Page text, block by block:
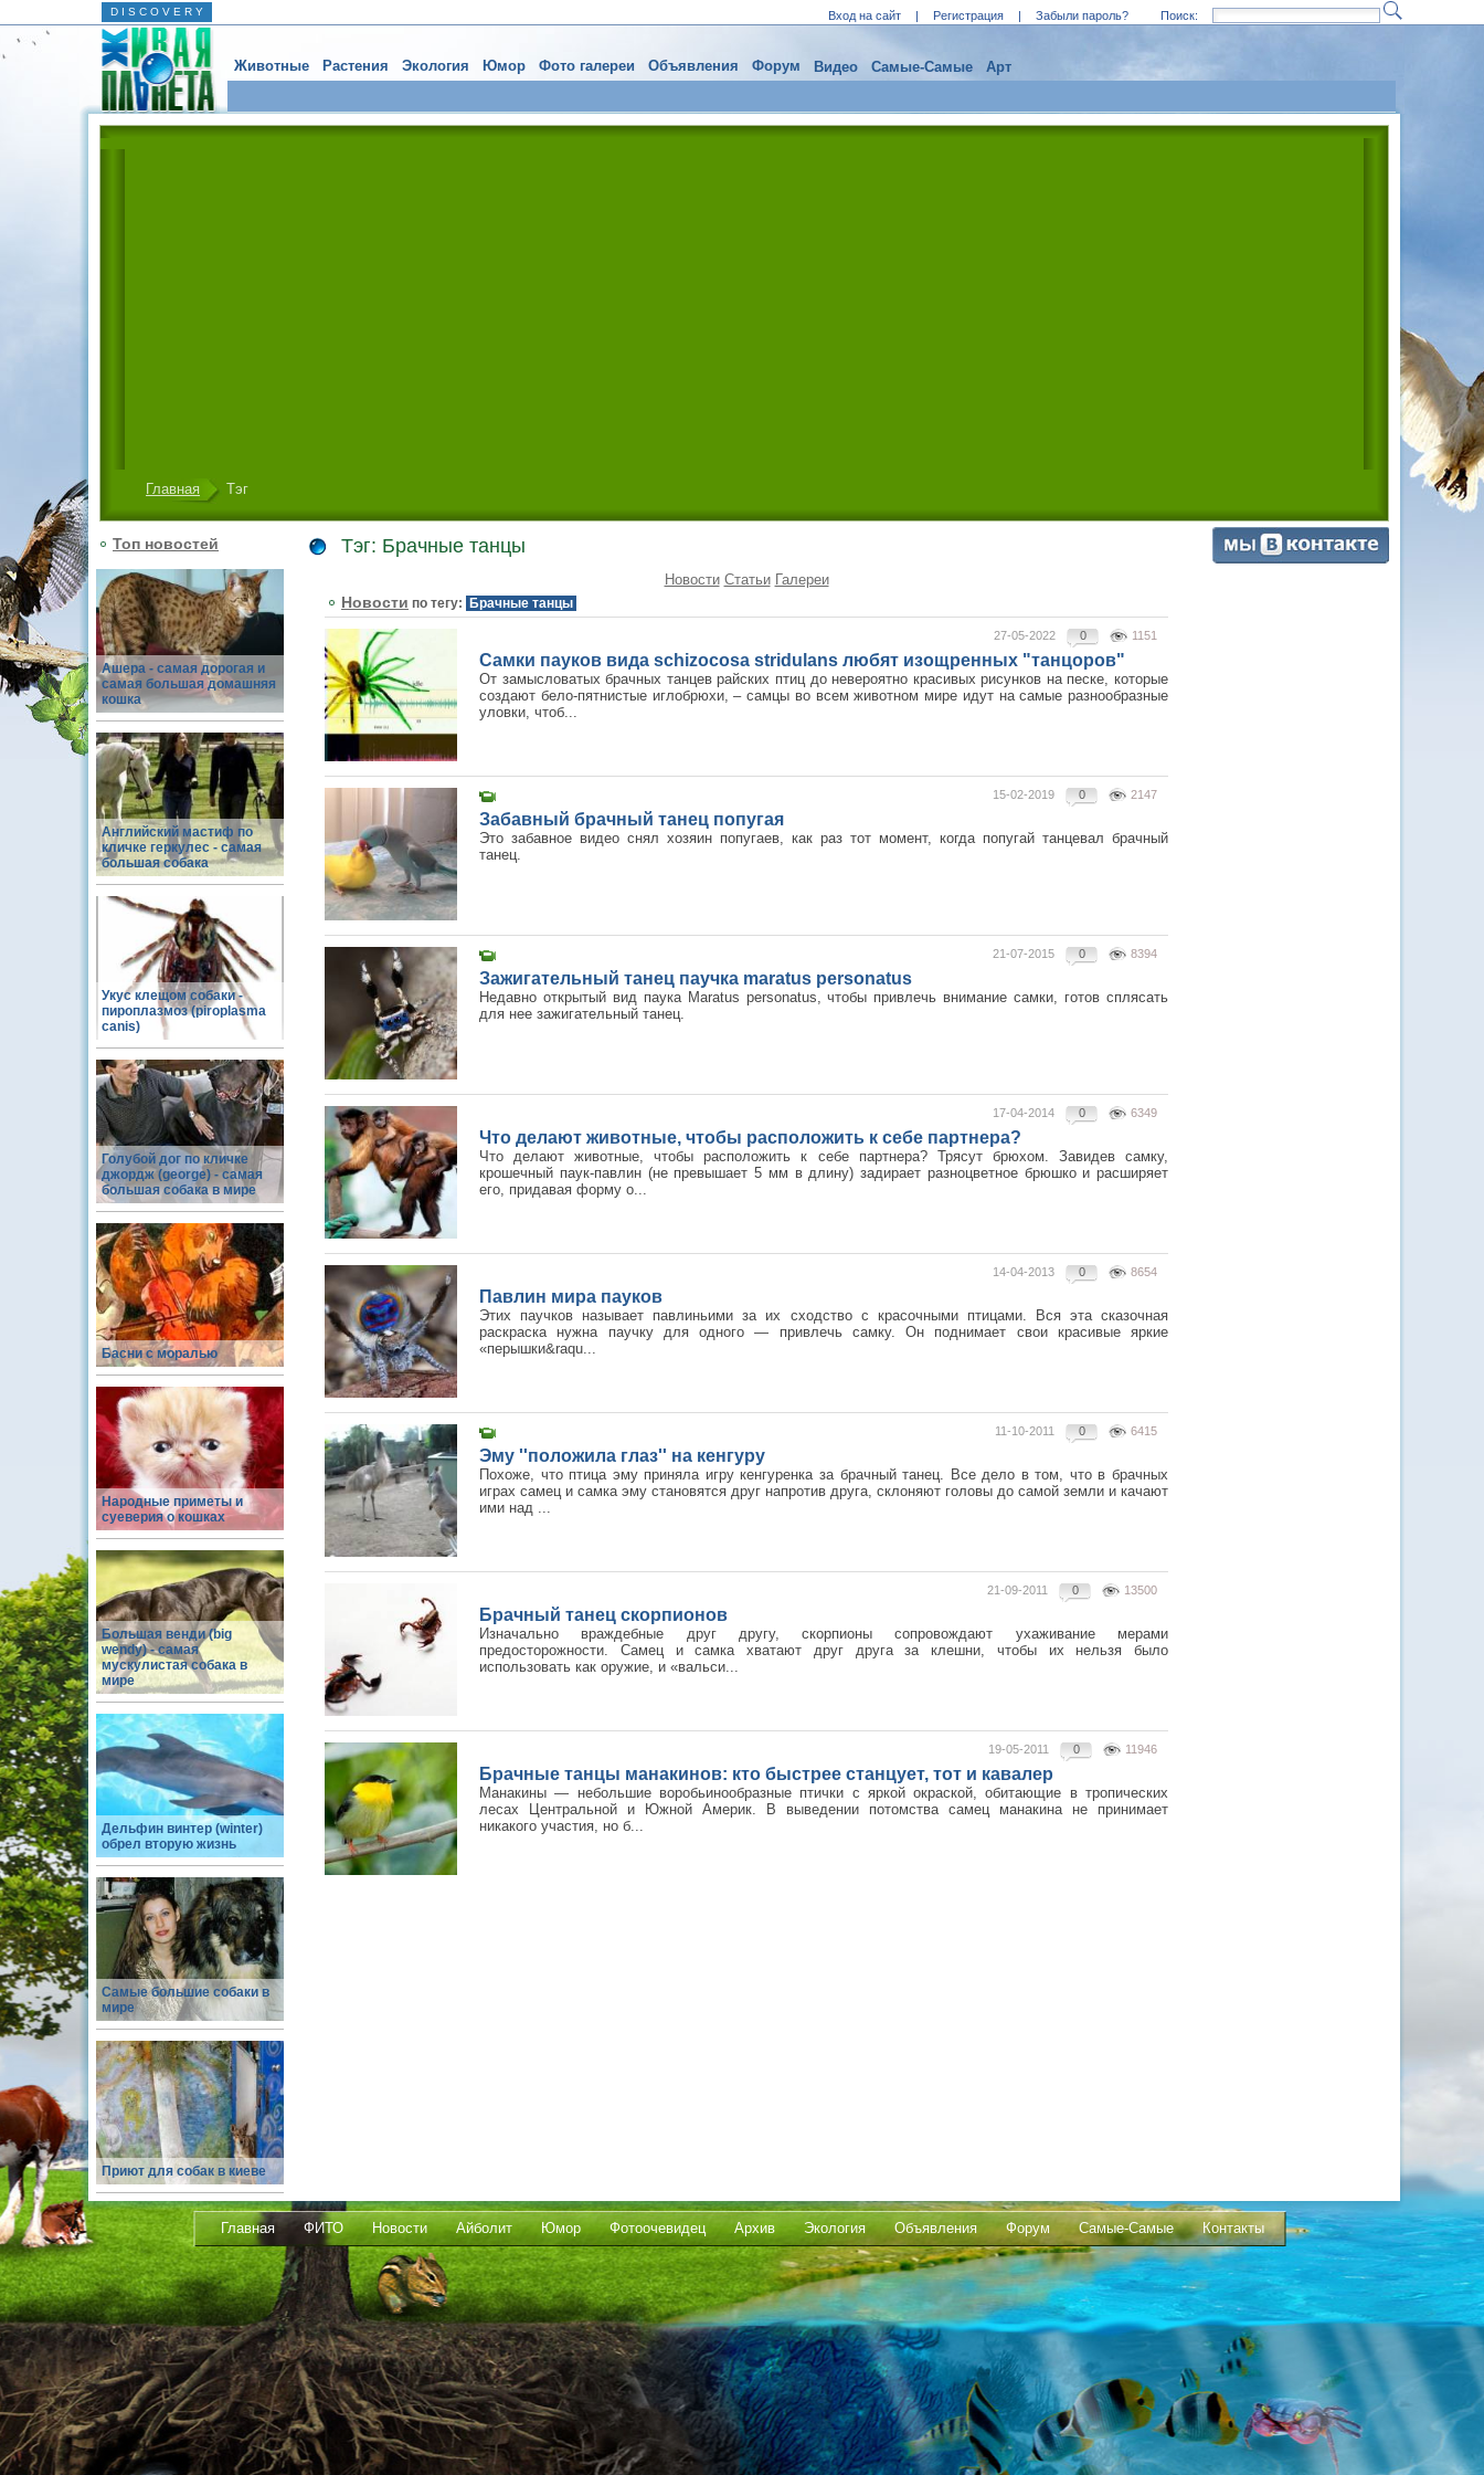
D I S C O V E R Y Вход на сайт | Регистрация | Забыли пароль? Поиск:
Животные Растения Экология Юмор Фото галереи Объявления Форум Видео Самые-Самые Арт
Главная Тэг
Топ новостей
Ашера - самая дорогая и
самая большая домашняя
кошка
Английский мастиф по
кличке геркулес - самая
большая собака
Укус клещом собаки -
пироплазмоз (piroplasma
canis)
Голубой дог по кличке
джордж (george) - самая
большая собака в мире
Басни с моралью
Народные приметы и
суеверия о кошках
Большая венди (big
wendy) - самая
мускулистая собака в
мире
Дельфин винтер (winter)
обрел вторую жизнь
Самые большие собаки в
мире
Приют для собак в киеве
Тэг: Брачные танцы
Новости Статьи Галереи
Новости по тегу: Брачные танцы
1151
0
27-05-2022
Самки пауков вида schizocosa stridulans любят изощренных "танцоров"
От замысловатых брачных танцев райских птиц до невероятно красивых рисунков на песке, которые
создают бело-пятнистые иглобрюхи, – самцы во всем животном мире идут на самые разнообразные
уловки, чтоб...
2147
0
15-02-2019
Забавный брачный танец попугая
Это забавное видео снял хозяин попугаев, как раз тот момент, когда попугай танцевал брачный
танец.
8394
0
21-07-2015
Зажигательный танец паучка maratus personatus
Недавно открытый вид паука Maratus personatus, чтобы привлечь внимание самки, готов сплясать
для нее зажигательный танец.
6349
0
17-04-2014
Что делают животные, чтобы расположить к себе партнера?
Что делают животные, чтобы расположить к себе партнера? Трясут брюхом. Завидев самку,
крошечный паук-павлин (не превышает 5 мм в длину) задирает разноцветное брюшко и расширяет
его, придавая форму о...
8654
0
14-04-2013
Павлин мира пауков
Этих паучков называет павлиньими за их сходство с красочными птицами. Вся эта сказочная
раскраска нужна паучку для одного — привлечь самку. Он поднимает свои красивые яркие
«перышки&raqu...
6415
0
11-10-2011
Эму ''положила глаз'' на кенгуру
Похоже, что птица эму приняла игру кенгуренка за брачный танец. Все дело в том, что в брачных
играх самец и самка эму становятся друг напротив друга, склоняют головы до самой земли и качают
ими над ...
13500
0
21-09-2011
Брачный танец скорпионов
Изначально враждебные друг другу, скорпионы сопровождают ухаживание мерами
предосторожности. Самец и самка хватают друг друга за клешни, чтобы их нельзя было
использовать как оружие, и «вальси...
11946
0
19-05-2011
Брачные танцы манакинов: кто быстрее станцует, тот и кавалер
Манакины — небольшие воробьинообразные птички с яркой окраской, обитающие в тропических
лесах Центральной и Южной Америк. В выведении потомства самец манакина не принимает
никакого участия, но б...
Главная ФИТО Новости Айболит Юмор Фотоочевидец Архив Экология Объявления Форум Самые-Самые Контакты